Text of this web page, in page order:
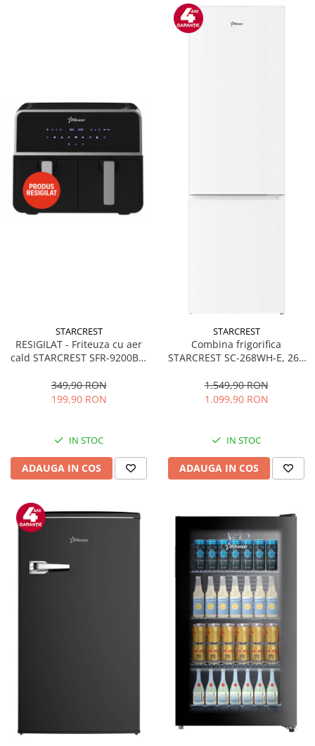
STARCREST
RESIGILAT - Friteuza cu aer
cald STARCREST SFR-9200BK,
Termostat 80 - 200 °C, 8
programe predefinite, Negru
349,90 RON
199,90 RON
IN STOC
ADAUGA IN COS
STARCREST
Combina frigorifica
STARCREST SC-268WH-E, 268
Termostat reglabil, Iluminare
LED, Picioare ajustabile, Usi
1.549,90 RON
1.099,90 RON
IN STOC
ADAUGA IN COS